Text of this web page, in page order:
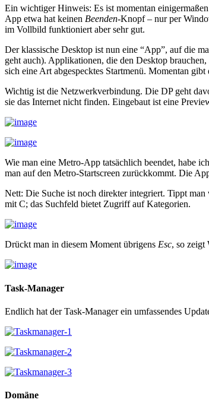
Ein wichtiger Hinweis: Es ist momentan
App etwa hat keinen Beenden-Knopf – nur per
im Vollbild funktioniert aber sehr gut.
Der klassische Desktop ist nun eine “App”, auf die
geht auch). Applikationen, die den Desktop
sich eine Art abgespecktes Startmenü. Momentan
Wichtig ist die Netzwerkverbindung. Die DP geht
sie das Internet nicht finden. Eingebaut ist eine
Wie man eine Metro-App tatsächlich beendet, habe
man auf den Metro-Startscreen zurückkommt. Die
Nett: Die Suche ist noch direkter integriert. Tippt
mit C; das Suchfeld bietet Zugriff auf Kategorien.
Drückt man in diesem Moment übrigens Esc, so zeigt
Task-Manager
Endlich hat der Task-Manager ein umfassendes
Domäne